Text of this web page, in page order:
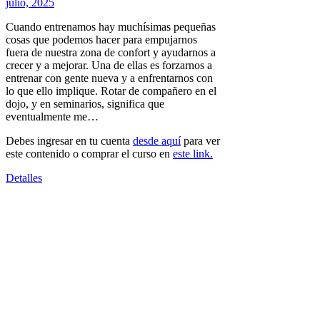
Cuando entrenamos hay muchísimas pequeñas
cosas que podemos hacer para empujarnos
fuera de nuestra zona de confort y ayudarnos a
crecer y a mejorar. Una de ellas es forzarnos a
entrenar con gente nueva y a enfrentarnos con
lo que ello implique. Rotar de compañero en el
dojo, y en seminarios, significa que
eventualmente me…
Debes ingresar en tu cuenta desde aquípara ver
este contenido o comprar el curso en este link.
Detalles